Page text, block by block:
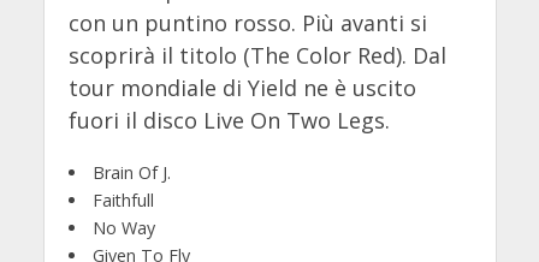
con un puntino rosso. Più avanti si
scoprirà il titolo (The Color Red). Dal
tour mondiale di Yield ne è uscito
fuori il disco Live On Two Legs.
Brain Of J.
Faithfull
No Way
Given To Fly